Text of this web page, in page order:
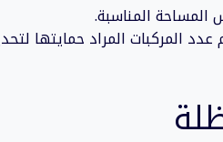
المساحة المناسبة.
عدد المركبات المراد حمايتها